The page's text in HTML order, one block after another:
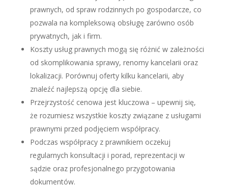
prawnych, od spraw rodzinnych po gospodarcze, co
pozwala na kompleksową obsługę zarówno osób
prywatnych, jak i firm.
Koszty usług prawnych mogą się różnić w zależności
od skomplikowania sprawy, renomy kancelarii oraz
lokalizacji. Porównuj oferty kilku kancelarii, aby
znaleźć najlepszą opcję dla siebie.
Przejrzystość cenowa jest kluczowa – upewnij się,
że rozumiesz wszystkie koszty związane z usługami
prawnymi przed podjęciem współpracy.
Podczas współpracy z prawnikiem oczekuj
regularnych konsultacji i porad, reprezentacji w
sądzie oraz profesjonalnego przygotowania
dokumentów.